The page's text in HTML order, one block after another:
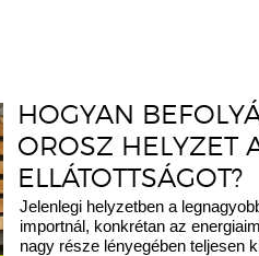
HOGYAN
OROSZ HELYZET
ELLÁTOTTSÁGOT?
Jelenlegi helyzetben a
importnál, konkrétan az
nagy része lényegében teljesen